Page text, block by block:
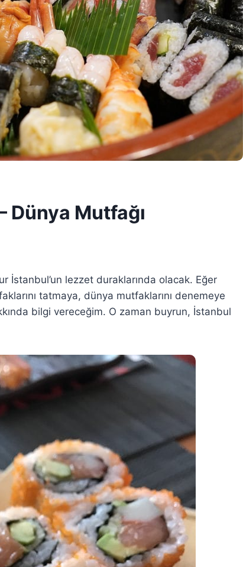
Dünya Mutfağı
İstanbul’un lezzet duraklarında olacak. Eğer
tatmaya, dünya mutfaklarını denemeye
bilgi vereceğim. O zaman buyrun, İstanbul